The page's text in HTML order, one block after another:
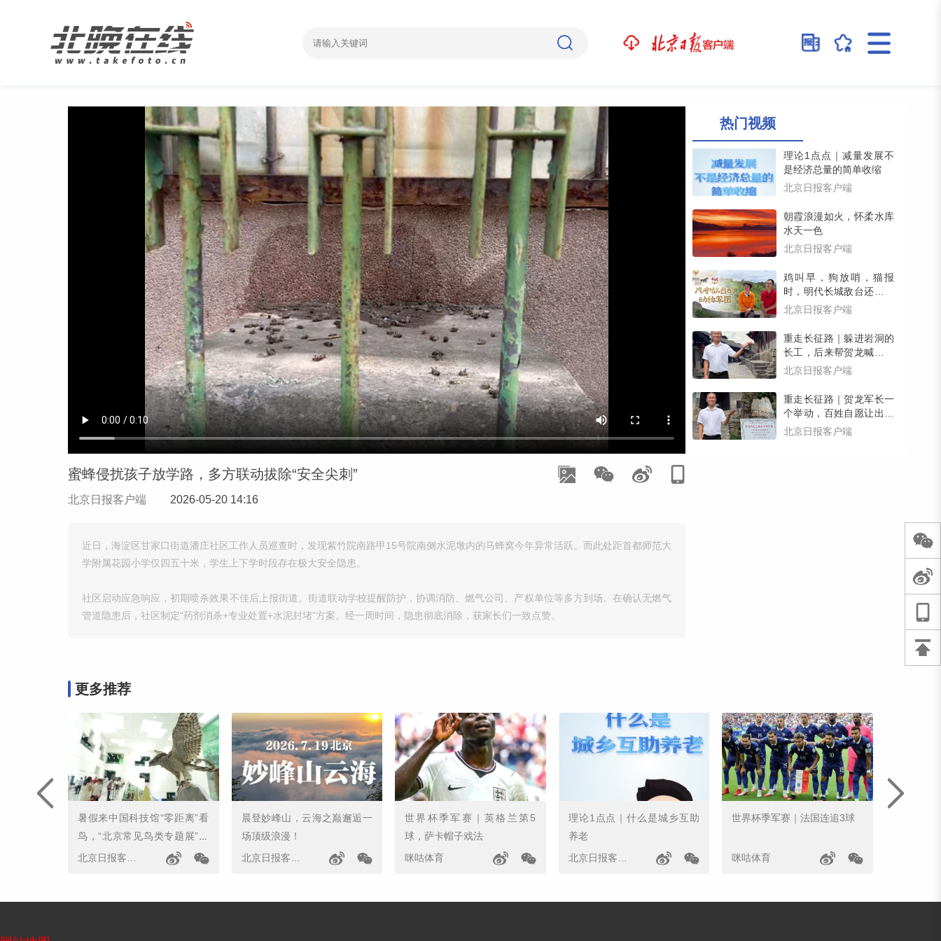
热门视频
理论1点点｜减量发展不
是经济总量的简单收缩
北京日报客户端
朝霞浪漫如火，怀柔水库
水天一色
北京日报客户端
鸡叫早，狗放哨，猫报
时，明代长城敌台还藏着
一支动物戍守军团（留言
北京日报客户端
重走长征路｜躲进岩洞的
长工，后来帮贺龙喊回了
逃跑的乡亲们，壮大了红
北京日报客户端
重走长征路｜贺龙军长一
个举动，百姓自愿让出家
宅，红三军在南腰界有了
北京日报客户端
蜜蜂侵扰孩子放学路，多方联动拔除“安全尖刺”
北京日报客户端 2026-05-20 14:16
近日，海淀区甘家口街道潘庄社区工作人员巡查时，发现紫竹院南路甲15号院南侧水泥墩内的马蜂窝今年异常活跃。而此处距首都师范大
学附属花园小学仅四五十米，学生上下学时段存在极大安全隐患。
社区启动应急响应，初期喷杀效果不佳后上报街道。街道联动学校提醒防护，协调消防、燃气公司、产权单位等多方到场。在确认无燃气
管道隐患后，社区制定“药剂消杀+专业处置+水泥封堵”方案。经一周时间，隐患彻底消除，获家长们一致点赞。
更多推荐
暑假来中国科技馆“零距离”看
鸟，“北京常见鸟类专题展”开
幕
晨登妙峰山，云海之巅邂逅一
场顶级浪漫！
世界杯季军赛｜英格兰第5
球，萨卡帽子戏法
咪咕体育
理论1点点｜什么是城乡互助
养老
世界杯季军赛｜法国连追3球
咪咕体育